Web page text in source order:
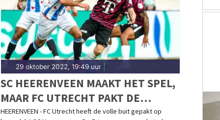
29 oktober 2022, 19:49 uur|
SC HEERENVEEN MAAKT HET SPEL,
MAAR FC UTRECHT PAKT DE
PUNTEN
HEERENVEEN - FC Utrecht heeft de volle buit gepakt op